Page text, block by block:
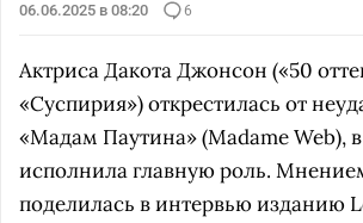
06.06.2025 в 08:20 6
Актриса Дакота Джонсон («50
«Суспирия») открестилась от
«Мадам Паутина» (Madame Web),
исполнила главную роль.
поделилась в интервью изданию